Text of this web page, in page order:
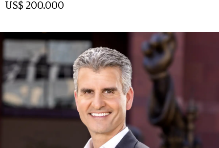
US$ 200.000